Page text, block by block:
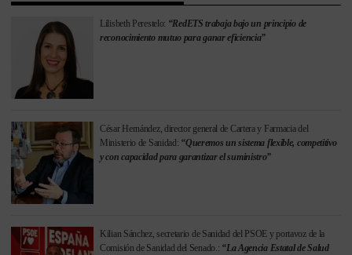
Lilisbeth Perestelo: “RedETS trabaja bajo un principio de
reconocimiento mutuo para ganar eficiencia”
César Hernández, director general de Cartera y Farmacia del
Ministerio de Sanidad: “Queremos un sistema flexible, competitivo
y con capacidad para garantizar el suministro”
Kilian Sánchez, secretario de Sanidad del PSOE y portavoz de la
Comisión de Sanidad del Senado.: “La Agencia Estatal de Salud